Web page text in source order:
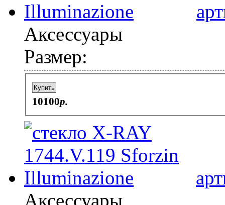
Аксессуары
Размер:
Купить
10100p.
Аксессуары